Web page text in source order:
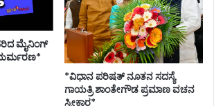
ಮೈನಿಂಗ್
ದುರ್ಮರಣ*
*ವಿಧಾನ ಪರಿಷತ್ ನೂತನ ಸದಸ್ಯೆ
ಗಾಯತ್ರಿ ಶಾಂತೇಗೌಡ ಪ್ರಮಾಣ ವಚನ
ಸ್ವೀಕಾರ*